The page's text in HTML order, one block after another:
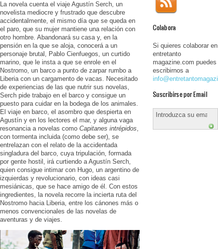
La novela cuenta el viaje Agustín Serch, un
novelista mediocre y frustrado que descubre
accidentalmente, el mismo día que se queda en
el paro, que su mujer mantiene una relación con
otro hombre. Abandonará su casa y, en la
pensión en la que se aloja, conocerá a un
personaje brutal, Pablo Cienfuegos, un curtido
marino, que le insta a que se enrole en el
Nostromo, un barco a punto de zarpar rumbo a
Liberia con un cargamento de vacas. Necesitado
de experiencias de las que nutrir sus novelas,
Serch pide trabajo en el barco y consigue un
puesto para cuidar en la bodega de los animales.
El viaje en barco, el asombro que despierta en
Agustín y en los lectores el mar, y alguna vaga
resonancia a novelas como Capitanes intrépidos,
con tormenta incluida (como debe ser), se
entrelazan con el relato de la accidentada
singladura del barco, cuya tripulación, formada
por gente hostil, irá curtiendo a Agustín Serch,
quien consigue intimar con Hugo, un argentino de
izquierdas y revolucionario, con ideas casi
mesiánicas, que se hace amigo de él. Con estos
ingredientes, la novela recorre la incierta ruta del
Nostromo hacia Liberia, entre los cánones más o
menos convencionales de las novelas de
aventuras y de viajes.
Colabora
Si quieres colaborar en
entretanto
magazine.com puedes
escribirnos a
Suscribirse por Email